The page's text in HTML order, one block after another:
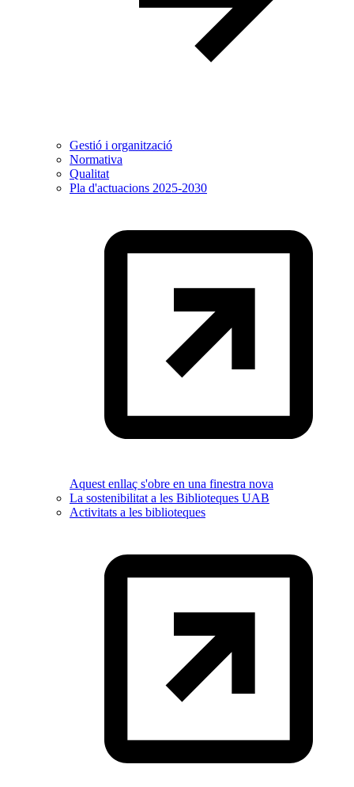
Gestió i organització
Normativa
Qualitat
Pla d'actuacions 2025-2030
Aquest enllaç s'obre en una finestra nova
La sostenibilitat a les Biblioteques UAB
Activitats a les biblioteques